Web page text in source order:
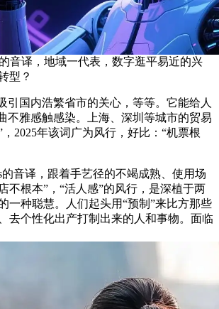
音译，地域一代表，数字逛平易近的兴
型？
国内浩繁省市的关心，等等。它能给人
不雅感触感染。上海、深圳等城市的贸易
2025年该词广为风行，好比：“机票根
音译，跟着手艺径的不竭成熟、使用场
不根本”，“活人感”的风行，是深植于两
一种聪慧。人们起头用“预制”来比方那些
去个性化出产打制出来的人和事物。面临